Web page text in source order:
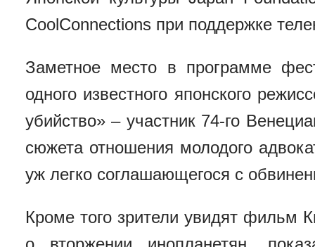
CoolConnections при поддержке
Заметное место в программе
одного известного японского
убийство» – участник 74-го
сюжета отношения молодого
уж легко соглашающегося с
Кроме того зрители увидят фильм